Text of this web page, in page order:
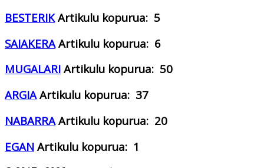
BESTERIK Artikulu kopurua: 5
SAIAKERA Artikulu kopurua: 6
MUGALARI Artikulu kopurua: 50
ARGIA Artikulu kopurua: 37
NABARRA Artikulu kopurua: 20
EGAN Artikulu kopurua: 1